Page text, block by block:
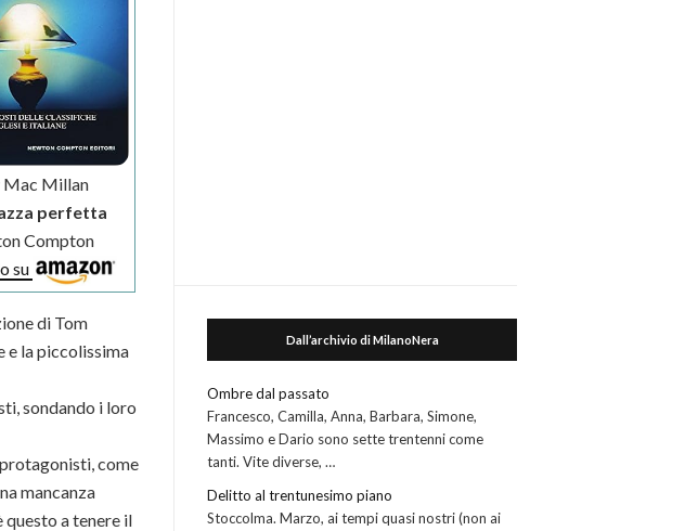
Mac Millan
perfetta
Compton
su
di Tom
e la piccolissima
sondando i loro
come
mancanza
a tenere il
Dall’archivio di MilanoNera
Ombre dal passato
Francesco, Camilla, Anna, Barbara, Simone,
Massimo e Dario sono sette trentenni come
tanti. Vite diverse, …
Delitto al trentunesimo piano
Stoccolma. Marzo, ai tempi quasi nostri (non ai